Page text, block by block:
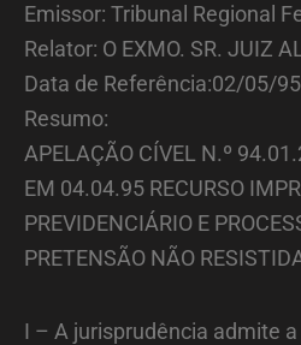
Emissor: Tribunal Regional
Relator: O EXMO. SR. JUIZ
Data de Referência:02/05/95
Resumo:
APELAÇÃO CÍVEL N.º
EM 04.04.95 RECURSO
PREVIDENCIÁRIO E
PRETENSÃO NÃO
I – A jurisprudência admite